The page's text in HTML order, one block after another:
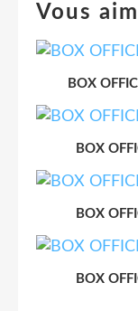
Vous
BOX
BOX
BOX
BOX